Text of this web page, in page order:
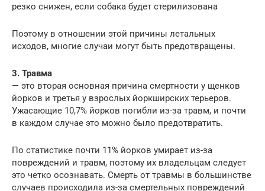
резко снижен, если собака будет стерилизована
Поэтому в отношении этой причины летальных
исходов, многие случаи могут быть предотвращены.
3. Травма
— это вторая основная причина смертности у щенков
йорков и третья у взрослых йоркширских терьеров.
Ужасающие 10,7% йорков погибли из-за травм, и почти
в каждом случае это можно было предотвратить.
По статистике почти 11% йорков умирает из-за
повреждений и травм, поэтому их владельцам следует
это четко осознавать. Смерть от травмы в большинстве
случаев происходила из-за смертельных повреждений